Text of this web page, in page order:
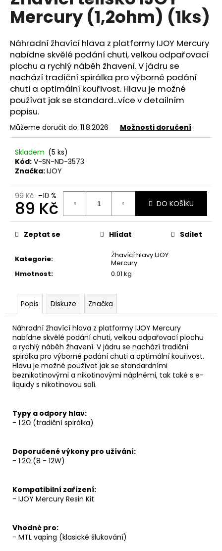
0,0
hvězdiček.
Mercury (1,2ohm) (1ks)
Náhradní žhavící hlava z platformy IJOY Mercury
nabídne skvělé podání chuti, velkou odpařovací
plochu a rychlý náběh žhavení. V jádru se
nachází tradiční spirálka pro výborné podání
chuti a optimální kouřivost. Hlavu je možné
používat jak se standard...více v detailním
popisu.
Můžeme doručit do: 11.8.2026 Možnosti doručení
Skladem (5 ks)
Kód: V-SN-ND-3573
Značka:IJOY
99 Kč –10 %
89 Kč
Měrná
cena:
DO KOŠÍKU
Kategorie:
Žhavící hlavy IJOY
Mercury
Hmotnost: 0.01 kg
Zeptat se Hlídat Sdílet
Popis Diskuze Značka
Náhradní žhavící hlava z platformy IJOY Mercury
nabídne skvělé podání chuti, velkou odpařovací plochu
a rychlý náběh žhavení. V jádru se nachází tradiční
spirálka pro výborné podání chuti a optimální kouřivost.
Hlavu je možné používat jak se standardními
beznikotinovými a nikotinovými náplněmi, tak také s e-
liquidy s nikotinovou solí.
Typy a odpory hlav:
- 1.2Ω (tradiční spirálka)
Doporučené výkony pro užívání:
- 1.2Ω (8 - 12W)
Kompatibilní zařízení:
- IJOY Mercury Resin Kit
Vhodné pro:
- MTL vaping (klasické šlukování)
a
j
í
t
?
D
o
o
u
č
u
e
e
OXVA
XLIM
TOP
FILL
SS
POD
CARTRIDGE
1,2OHM
2ML
79